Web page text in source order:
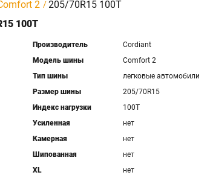
2
205/70R15 100T
100T
Производитель
Cordiant
Модель шины
Comfort 2
Тип шины
легковые автомобили
Размер шины
205/70R15
Индекс нагрузки
100T
Усиленная
нет
Камерная
нет
Шипованная
нет
XL
нет